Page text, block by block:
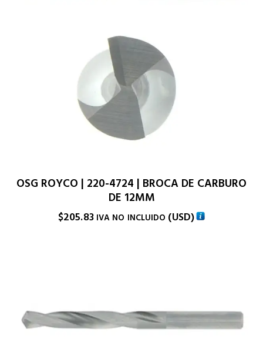
OSG ROYCO | 220-4724 | BROCA DE CARBURO
DE 12MM
$205.83 IVA NO INCLUIDO (USD)